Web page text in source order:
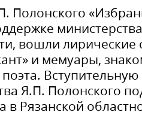
Полонского
вошли лирические
и мемуары,
Я.П. Полонского
в Рязанской